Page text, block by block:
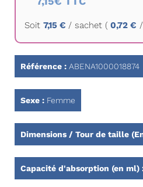
Galerie
Soit 7,15 € / sachet ( 0,72 €
Référence : ABENA1000018874
Sexe : Femme
Dimensions / Tour de taille
Capacité d'absorption (en ml)